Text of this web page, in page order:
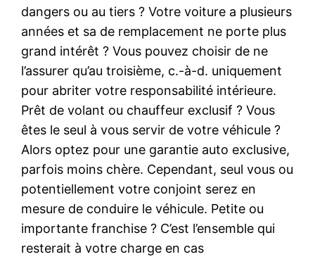
dangers ou au tiers ? Votre voiture a plusieurs
années et sa de remplacement ne porte plus
grand intérêt ? Vous pouvez choisir de ne
l’assurer qu’au troisième, c.-à-d. uniquement
pour abriter votre responsabilité intérieure.
Prêt de volant ou chauffeur exclusif ? Vous
êtes le seul à vous servir de votre véhicule ?
Alors optez pour une garantie auto exclusive,
parfois moins chère. Cependant, seul vous ou
potentiellement votre conjoint serez en
mesure de conduire le véhicule. Petite ou
importante franchise ? C’est l’ensemble qui
resterait à votre charge en cas